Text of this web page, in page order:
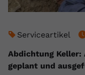
Serviceartikel
Abdichtung
geplant und